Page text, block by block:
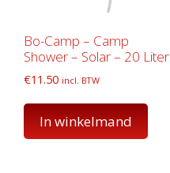
Bo-Camp – Camp
Shower – Solar – 20 Liter
€11.50 incl. BTW
In winkelmand